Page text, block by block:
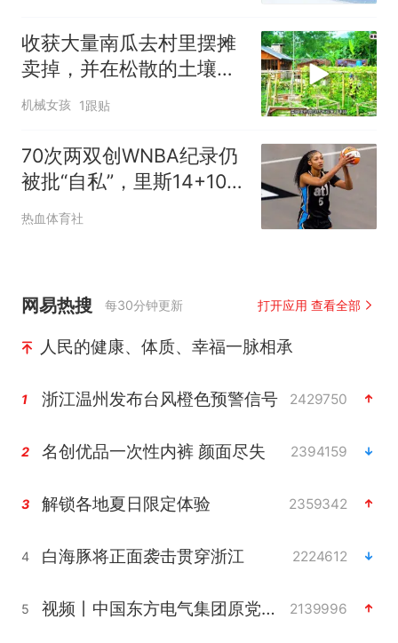
收获大量南瓜去村里摆摊
卖掉，并在松散的土壤中
种植生姜
机械女孩 1跟贴
70次两双创WNBA纪录仍
被批“自私”，里斯14+10
难堵分析师嘴
热血体育社
网易热搜 每30分钟更新 打开应用 查看全部
人民的健康、体质、幸福一脉相承
1 浙江温州发布台风橙色预警信号 2429750
2 名创优品一次性内裤 颜面尽失 2394159
3 解锁各地夏日限定体验 2359342
4 白海豚将正面袭击贯穿浙江 2224612
5 视频丨中国东方电气集团原党组副书记、董事宋致远被查 2139996